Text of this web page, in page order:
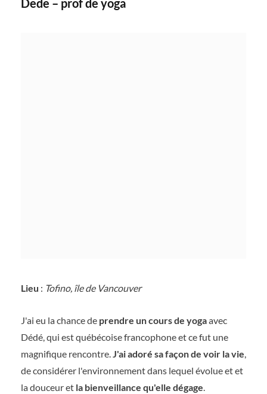
Dede – prof de yoga
Lieu : Tofino, île de Vancouver
J'ai eu la chance de prendre un cours de yogaavec
Dédé, qui est québécoise francophone et ce fut une
magnifique rencontre.J'ai adoré sa façon de voir la vie,
de considérer l'environnement dans lequel évolue et et
la douceur et la bienveillance qu'elle dégage.